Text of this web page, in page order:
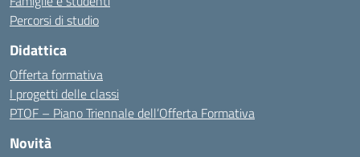
Percorsi di studio
Didattica
Offerta formativa
I progetti delle classi
PTOF – Piano Triennale dell’Offerta Formativa
Novità